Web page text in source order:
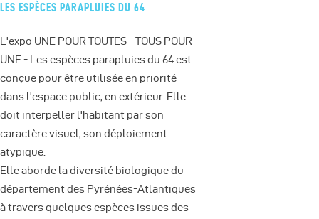
LES ESPÈCES PARAPLUIES DU 64
L'expo UNE POUR TOUTES - TOUS POUR
UNE - Les espèces parapluies du 64 est
conçue pour être utilisée en priorité
dans l'espace public, en extérieur. Elle
doit interpeller l'habitant par son
caractère visuel, son déploiement
atypique.
Elle aborde la diversité biologique du
département des Pyrénées-Atlantiques
à travers quelques espèces issues des